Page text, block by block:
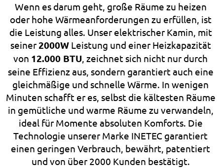
Wenn es darum geht, große Räume zu heizen
oder hohe Wärmeanforderungen zu erfüllen, ist
die Leistung alles. Unser elektrischer Kamin, mit
seiner 2000WLeistung und einer Heizkapazität
von 12.000 BTU, zeichnet sich nicht nur durch
seine Effizienz aus, sondern garantiert auch eine
gleichmäßige und schnelle Wärme. In wenigen
Minuten schafft er es, selbst die kältesten Räume
in gemütliche und warme Räume zu verwandeln,
ideal für Momente absoluten Komforts. Die
Technologie unserer Marke INETEC garantiert
einen geringen Verbrauch, bewährt, patentiert
und von über 2000 Kunden bestätigt.